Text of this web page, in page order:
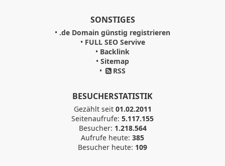
SONSTIGES
• .de Domain günstig registrieren
• FULL SEO Servive
• Backlink
• Sitemap
•
RSS
BESUCHERSTATISTIK
Gezählt seit 01.02.2011
Seitenaufrufe: 5.117.155
Besucher: 1.218.564
Aufrufe heute: 385
Besucher heute: 109